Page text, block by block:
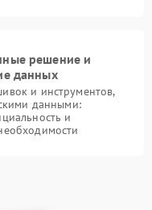
решение и
данных
и инструментов,
данными:
и